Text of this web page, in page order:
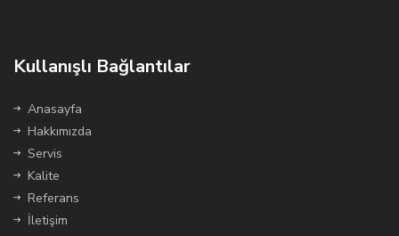
Kullanışlı Bağlantılar
Anasayfa
Hakkımızda
Servis
Kalite
Referans
İletişim